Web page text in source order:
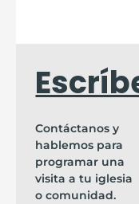
Contáctanos y
hablemos para
programar una
visita a tu iglesia
o comunidad.